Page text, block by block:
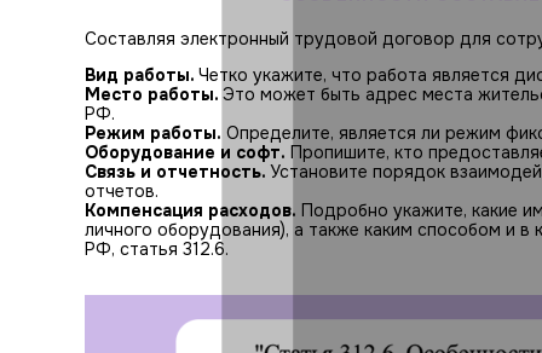
Составляя электронный трудовой договор для
Вид работы. Четко укажите, что работа является
Место работы. Это может быть адрес места
РФ.
Режим работы. Определите, является ли режим
Оборудование и софт. Пропишите, кто
Связь и отчетность. Установите порядок
отчетов.
Компенсация расходов. Подробно укажите, какие
личного оборудования), а также каким способом и
РФ, статья 312.6.